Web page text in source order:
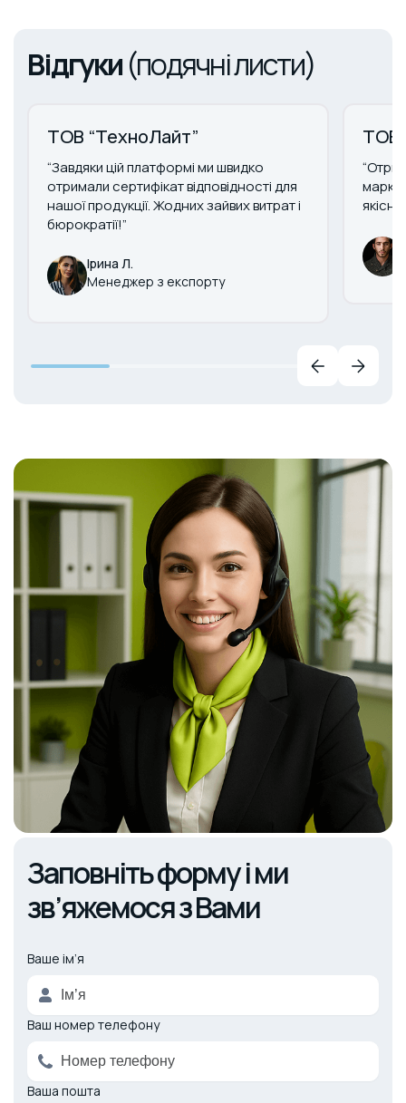
Відгуки(подячні листи)
ТОВ “ТехноЛайт”
“Завдяки цій платформі ми швидко
отримали сертифікат відповідності для
нашої продукції. Жодних зайвих витрат і
бюрократії!”
Ірина Л.
Менеджер з експорту
ТОВ
Заповніть форму і ми
зв’яжемося з Вами
Ваше ім’я
Ваш номер телефону
Ваша пошта
Alternative: